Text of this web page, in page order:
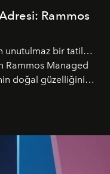
Rammos
unutulmaz bir tatil…
Rammos Managed
doğal güzelliğini